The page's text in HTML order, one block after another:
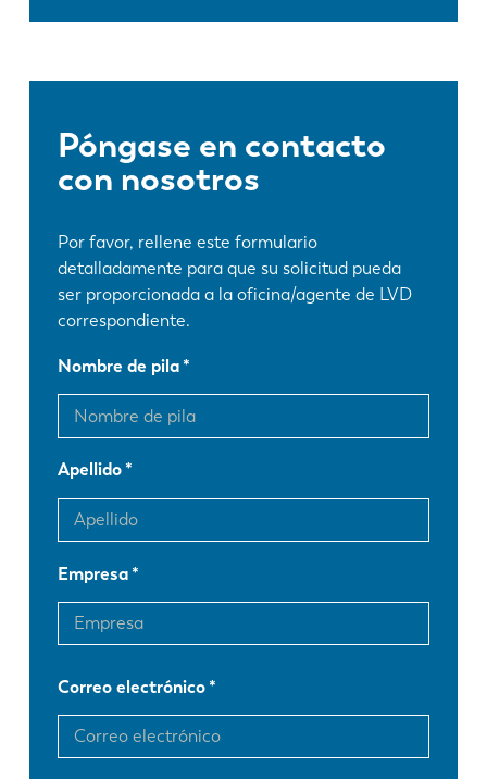
Póngase en contacto
con nosotros
Por favor, rellene este formulario
detalladamente para que su solicitud pueda
ser proporcionada a la oficina/agente de LVD
correspondiente.
Nombre de pila
Apellido
Empresa
Correo electrónico